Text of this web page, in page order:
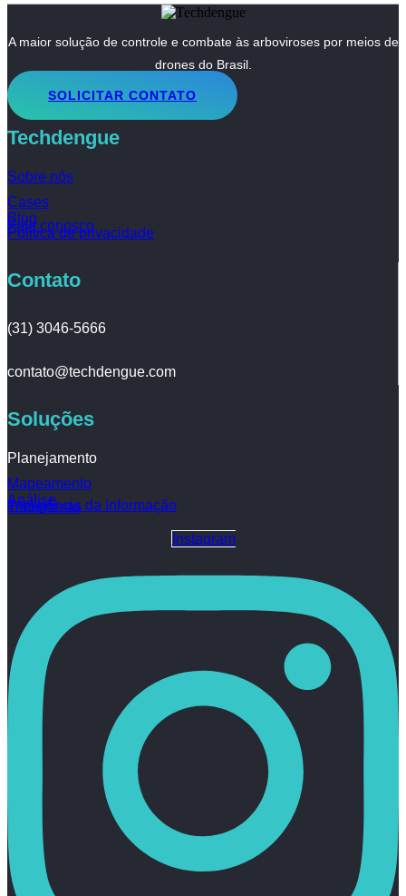
A maior solução de controle e combate às arboviroses por meios de
drones do Brasil.
SOLICITAR CONTATO
Techdengue
Sobre nós
Cases
Blog
Fale conosco
Política de privacidade
Contato
(31) 3046-5666
contato@techdengue.com
Soluções
Planejamento
Mapeamento
Análise
Tratamento
Inteligência da Informação
Instagram